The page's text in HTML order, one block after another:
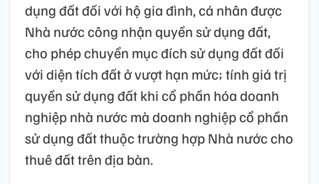
dụng đất đối với hộ gia đình, cá nhân được
Nhà nước công nhận quyền sử dụng đất,
cho phép chuyển mục đích sử dụng đất đối
với diện tích đất ở vượt hạn mức; tính giá trị
quyền sử dụng đất khi cổ phần hóa doanh
nghiệp nhà nước mà doanh nghiệp cổ phần
sử dụng đất thuộc trường hợp Nhà nước cho
thuê đất trên địa bàn.